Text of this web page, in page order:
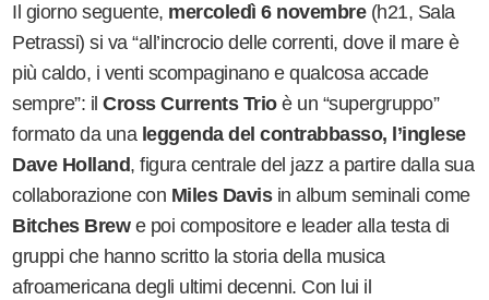
Il giorno seguente, mercoledì 6 novembre(h21, Sala
Petrassi) si va“all ’incrocio delle correnti, dove il mare è
più caldo, i venti scompaginano e qualcosa accade
sempre”: ilCross Currents Trioè un “supergruppo”
formato da una leggenda del contrabbasso, l ’inglese
Dave Holland, figura centrale del jazz a partire dalla sua
collaborazione con Miles Davisin album seminali come
Bitches Brewe poi compositore e leader alla testa di
gruppi che hanno scritto la storia della musica
afroamericana degli ultimi decenni. Con lui il